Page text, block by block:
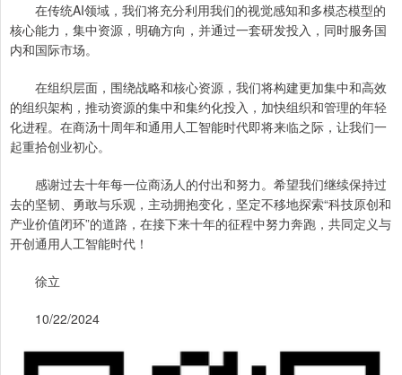
在传统AI领域，我们将充分利用我们的视觉感知和多模态模型的
核心能力，集中资源，明确方向，并通过一套研发投入，同时服务国
内和国际市场。
在组织层面，围绕战略和核心资源，我们将构建更加集中和高效
的组织架构，推动资源的集中和集约化投入，加快组织和管理的年轻
化进程。在商汤十周年和通用人工智能时代即将来临之际，让我们一
起重拾创业初心。
感谢过去十年每一位商汤人的付出和努力。希望我们继续保持过
去的坚韧、勇敢与乐观，主动拥抱变化，坚定不移地探索“科技原创和
产业价值闭环”的道路，在接下来十年的征程中努力奔跑，共同定义与
开创通用人工智能时代！
徐立
10/22/2024